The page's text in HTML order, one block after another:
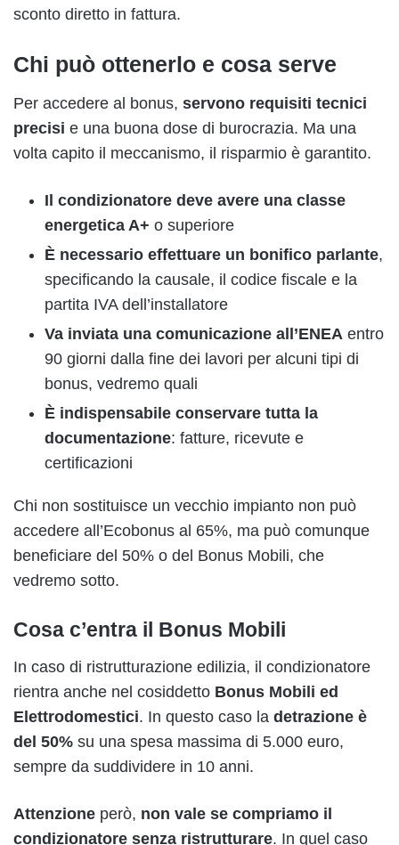
sconto diretto in fattura.
Chi può ottenerlo e cosa serve
Per accedere al bonus, servono requisiti tecnici
precisi e una buona dose di burocrazia. Ma una
volta capito il meccanismo, il risparmio è garantito.
Il condizionatore deve avere una classe
energetica A+ o superiore
È necessario effettuare un bonifico parlante,
specificando la causale, il codice fiscale e la
partita IVA dell’installatore
Va inviata una comunicazione all’ENEA entro
90 giorni dalla fine dei lavori per alcuni tipi di
bonus, vedremo quali
È indispensabile conservare tutta la
documentazione: fatture, ricevute e
certificazioni
Chi non sostituisce un vecchio impianto non può
accedere all’Ecobonus al 65%, ma può comunque
beneficiare del 50% o del Bonus Mobili, che
vedremo sotto.
Cosa c’entra il Bonus Mobili
In caso di ristrutturazione edilizia, il condizionatore
rientra anche nel cosiddetto Bonus Mobili ed
Elettrodomestici. In questo caso la detrazione è
del 50% su una spesa massima di 5.000 euro,
sempre da suddividere in 10 anni.
Attenzione però, non vale se compriamo il
condizionatore senza ristrutturare. In quel caso